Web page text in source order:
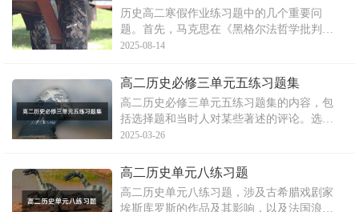
历史高二寒假作业练习题中的几个重要问
题。首先，马克思在《黑格尔法哲学批判导
言》中关于宗教改革的观点被探讨，阐述了
是以信仰的奴役制替代之。然后讨论了马丁
路德的观点对于宗教改革的推动意义以及它
对于人独立性和自由的论证
2025-08-14
高二历史必修三单元五练习题集
高二历史必修三单元五练习题集的内容，包
括选择题和当时人对某些著述的评论。选择
题反映了中国人对西方认识的逐步深入和对
对海外国家的介绍以及梁启超对政府与国家
的看法。文章旨在帮助学生了解当时的历史
背景和知识分子的思想变
2025-03-26
高二历史单元八练习题
高二历史单元八练习题，涉及古希腊戏剧家
埃斯库罗斯的作品及其影响，以及法国浪漫